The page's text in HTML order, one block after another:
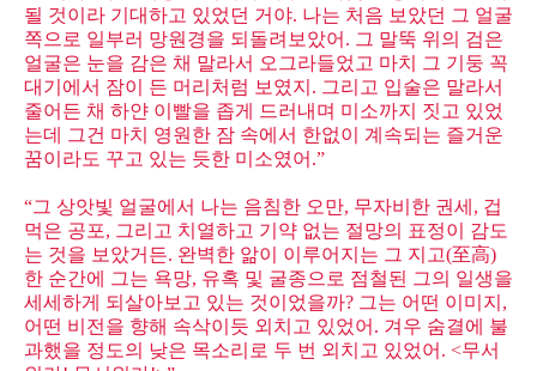
될 것이라 기대하고 있었던 거야. 나는 처음 보았던 그 얼굴
쪽으로 일부러 망원경을 되돌려보았어. 그 말뚝 위의 검은
얼굴은 눈을 감은 채 말라서 오그라들었고 마치 그 기둥 꼭
대기에서 잠이 든 머리처럼 보였지. 그리고 입술은 말라서
줄어든 채 하얀 이빨을 좁게 드러내며 미소까지 짓고 있었
는데 그건 마치 영원한 잠 속에서 한없이 계속되는 즐거운
꿈이라도 꾸고 있는 듯한 미소였어.”
“그 상앗빛 얼굴에서 나는 음침한 오만, 무자비한 권세, 겁
먹은 공포, 그리고 치열하고 기약 없는 절망의 표정이 감도
는 것을 보았거든. 완벽한 앎이 이루어지는 그 지고(至高)
한 순간에 그는 욕망, 유혹 및 굴종으로 점철된 그의 일생을
세세하게 되살아보고 있는 것이었을까? 그는 어떤 이미지,
어떤 비전을 향해 속삭이듯 외치고 있었어. 겨우 숨결에 불
과했을 정도의 낮은 목소리로 두 번 외치고 있었어. <무서